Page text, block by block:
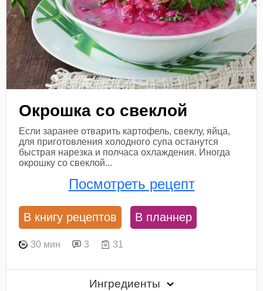
Окрошка со свеклой
Если заранее отварить картофель, свеклу, яйца,
для приготовления холодного супа останутся
быстрая нарезка и полчаса охлаждения. Иногда
окрошку со свеклой...
Посмотреть рецепт
В книгу рецептов В планнер
30 мин 3 31
Ингредиенты